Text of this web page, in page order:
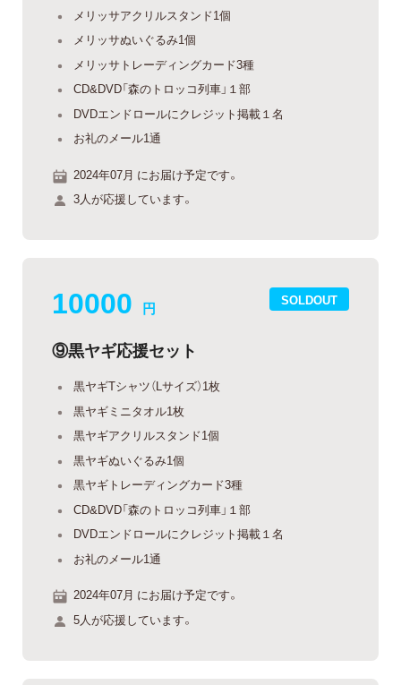
メリッサアクリルスタンド1個
メリッサぬいぐるみ1個
メリッサトレーディングカード3種
CD&DVD「森のトロッコ列車」１部
DVDエンドロールにクレジット掲載１名
お礼のメール1通
2024年07月 にお届け予定です。
3人が応援しています。
SOLDOUT
10000 円
⑨黒ヤギ応援セット
黒ヤギTシャツ（Lサイズ）1枚
黒ヤギミニタオル1枚
黒ヤギアクリルスタンド1個
黒ヤギぬいぐるみ1個
黒ヤギトレーディングカード3種
CD&DVD「森のトロッコ列車」１部
DVDエンドロールにクレジット掲載１名
お礼のメール1通
2024年07月 にお届け予定です。
5人が応援しています。